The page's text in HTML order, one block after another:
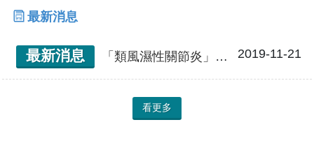
最新消息
最新消息 「類風濕性關節炎」診斷發現新穎的血清檢測法 本校免疫醫學研發中心主任蔡嘉哲教授團隊榮獲第16屆國家新創獎 2019-11-21
看更多